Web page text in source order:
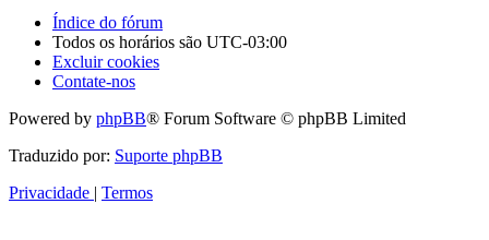
Índice do fórum
Todos os horários são UTC-03:00
Excluir cookies
Contate-nos
Powered by phpBB® Forum Software © phpBB Limited
Traduzido por: Suporte phpBB
Privacidade
Termos